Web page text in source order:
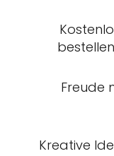
Freude
Kreative